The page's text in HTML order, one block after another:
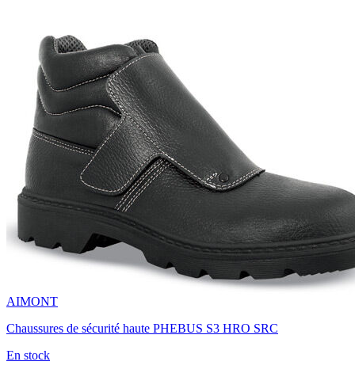
AIMONT
Chaussures de sécurité haute PHEBUS S3 HRO SRC
En stock